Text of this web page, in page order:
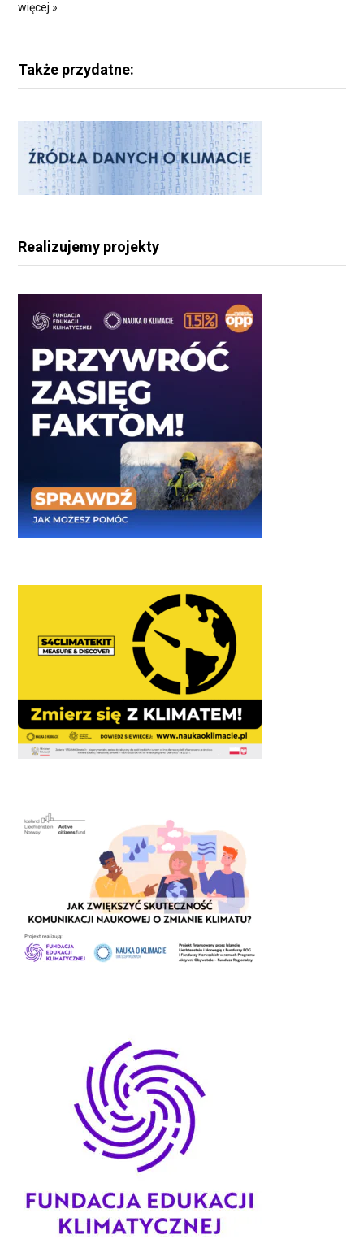
więcej »
Także przydatne:
Realizujemy projekty